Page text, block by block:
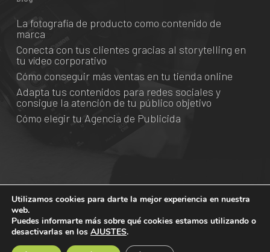
La fotografía de producto como contenido de
marca
Conecta con tus clientes gracias al storytelling en
tu vídeo corporativo
Cómo conseguir más ventas en tu tienda online
Adapta tus contenidos para redes sociales y
consigue la atención de tu público objetivo
Cómo elegir tu Agencia de Publicida
Utilizamos cookies para darte la mejor experiencia en nuestra
web.
Puedes informarte más sobre qué cookies estamos utilizando o
desactivarlas en los AJUSTES.